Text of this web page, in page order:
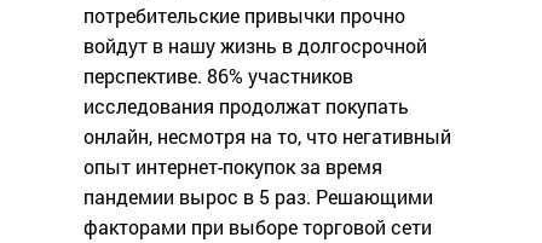
потребительские привычки прочно
войдут в нашу жизнь в долгосрочной
перспективе. 86% участников
исследования продолжат покупать
онлайн, несмотря на то, что негативный
опыт интернет-покупок за время
пандемии вырос в 5 раз. Решающими
факторами при выборе торговой сети